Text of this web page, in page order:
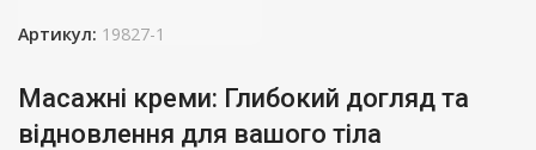
Артикул: 19827-1
Масажні креми: Глибокий догляд та
відновлення для вашого тіла